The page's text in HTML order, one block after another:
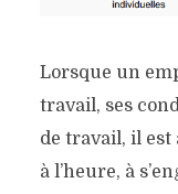
Lorsque un
travail, ses
de travail, il est
à l’heure, à